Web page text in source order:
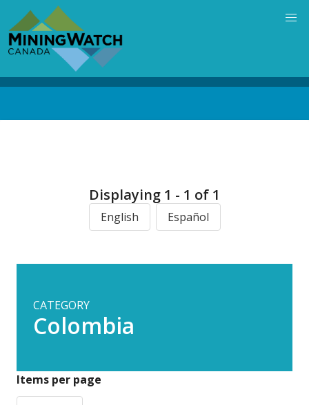
main
content
Displaying 1 - 1 of 1
English Español
CATEGORY
Colombia
Items per page